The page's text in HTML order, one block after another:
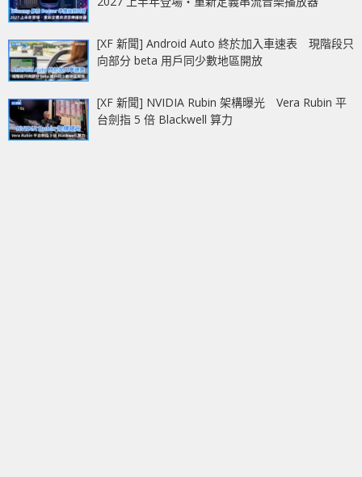
[XF 新聞] Android Auto 終於加入車速表 現階段只
向部分 beta 用戶同少數地區開放
[XF 新聞] NVIDIA Rubin 架構曝光 Vera Rubin 平
台劍指 5 倍 Blackwell 算力